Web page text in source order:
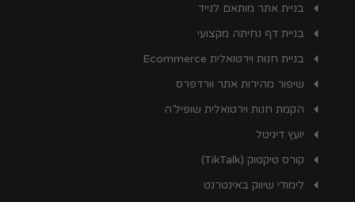
בניית אתר מותאם לנייד
בניית דף נחיתה מקצועי
בניית חנות וירטואלית Ecommerce
שיפור מהירות אתר וורדפרס
הקמת חנות וירטואלית שופיל’ה
יועץ דיגיטל
קורס טיקטוק (TikTalk)
לימודי שיווק באינטרנט